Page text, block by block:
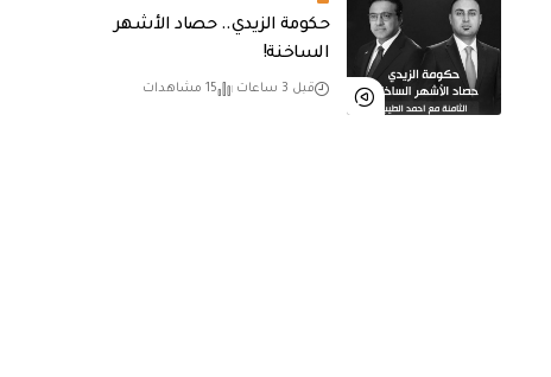
حكومة الزيدي.. حصاد الأشهر
الساخنة!
قبل 3 ساعات 15 مشاهدات